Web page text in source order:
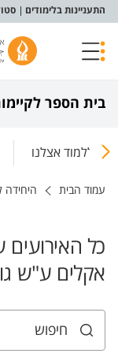
תפריט נגישות
התעניינות בלימודים
בית הספר
ללמוד אצלנו
עמוד הבית היחידה
כל האירועים
אקלים ע"ש